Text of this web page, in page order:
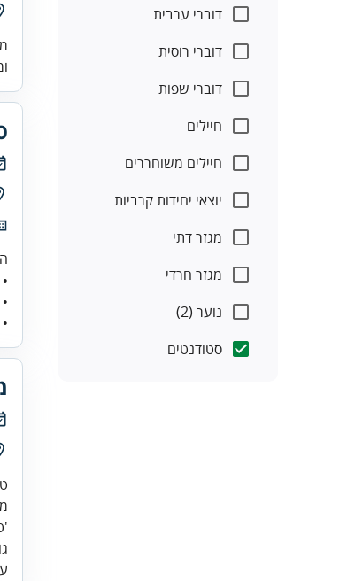
דוברי ערבית
דוברי רוסית
דוברי שפות
חיילים
חיילים משוחררים
יוצאי יחידות קרביות
מגזר דתי
מגזר חרדי
נוער (2)
סטודנטים